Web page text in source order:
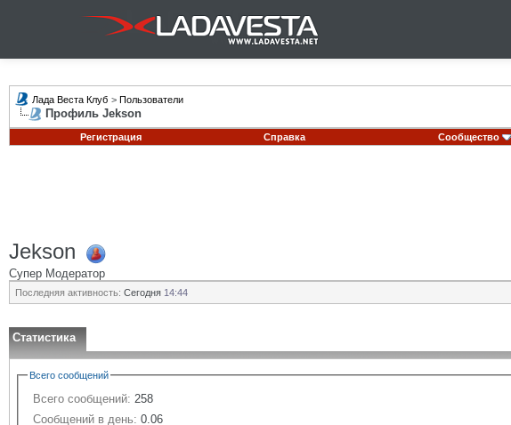
Лада Веста Клуб > Пользователи
Профиль Jekson
Регистрация
Справка Сообщество
Jekson
Супер Модератор
Последняя активность: Сегодня 14:44
Статистика
Всего сообщений
Всего сообщений: 258
Сообщений в день: 0.06